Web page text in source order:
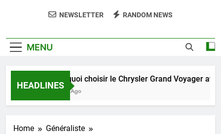
NEWSLETTER RANDOM NEWS
MENU
HEADLINES
Pourquoi choisir le Chrysler Grand Voyager avec
6 Jours Ago
Home
Généraliste